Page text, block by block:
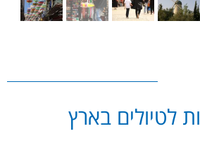
לטיולים בארץ